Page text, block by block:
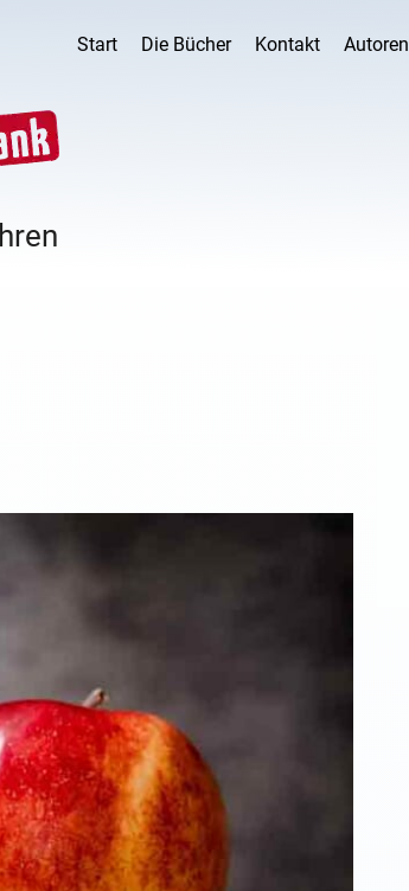
Start Die Bücher Kontakt Autoren